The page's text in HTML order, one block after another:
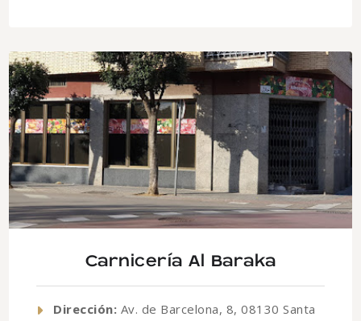
Carnicería Al Baraka
Dirección: Av. de Barcelona, 8, 08130 Santa